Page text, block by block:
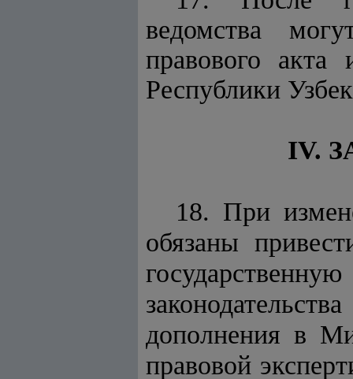
ведомства
правового акта
Республики
IV.
18. При
обязаны
дополнения в
правовой